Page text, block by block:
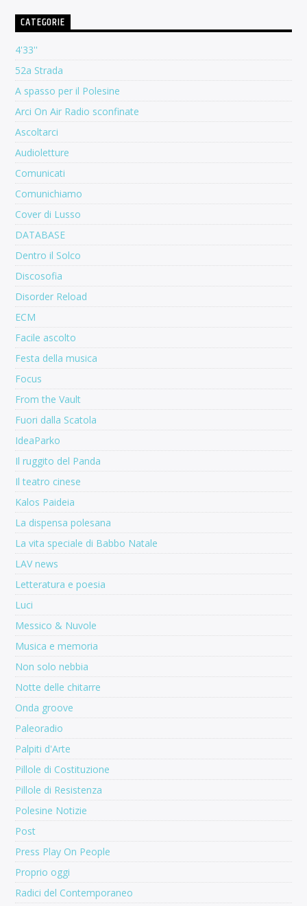
CATEGORIE
4'33''
52a Strada
A spasso per il Polesine
Arci On Air Radio sconfinate
Ascoltarci
Audioletture
Comunicati
Comunichiamo
Cover di Lusso
DATABASE
Dentro il Solco
Discosofia
Disorder Reload
ECM
Facile ascolto
Festa della musica
Focus
From the Vault
Fuori dalla Scatola
IdeaParko
Il ruggito del Panda
Il teatro cinese
Kalos Paideia
La dispensa polesana
La vita speciale di Babbo Natale
LAV news
Letteratura e poesia
Luci
Messico & Nuvole
Musica e memoria
Non solo nebbia
Notte delle chitarre
Onda groove
Paleoradio
Palpiti d'Arte
Pillole di Costituzione
Pillole di Resistenza
Polesine Notizie
Post
Press Play On People
Proprio oggi
Radici del Contemporaneo